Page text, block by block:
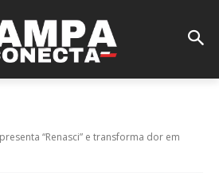
“Renasci” e transforma dor em